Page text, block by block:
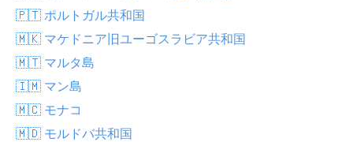
🇵🇹 ポルトガル共和国
🇲🇰 マケドニア旧ユーゴスラビア共和国
🇲🇹 マルタ島
🇮🇲 マン島
🇲🇨 モナコ
🇲🇩 モルドバ共和国